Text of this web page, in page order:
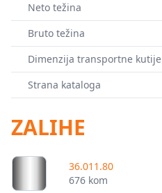
Neto težina
Bruto težina
Dimenzija transportne kutije
Strana kataloga
ZALIHE
36.011.80
676 kom